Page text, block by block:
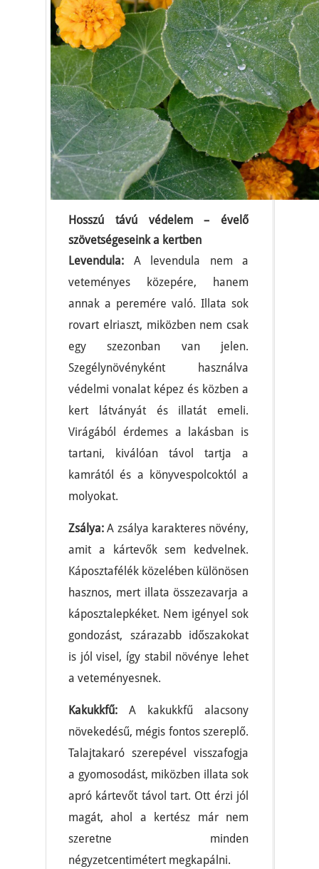
Hosszú távú védelem – évelő
szövetségeseink a kertben
Levendula: A levendula nem a
veteményes közepére, hanem
annak a peremére való. Illata sok
rovart elriaszt, miközben nem csak
egy szezonban van jelen.
Szegélynövényként használva
védelmi vonalat képez és közben a
kert látványát és illatát emeli.
Virágából érdemes a lakásban is
tartani, kiválóan távol tartja a
kamrától és a könyvespolcoktól a
molyokat.
Zsálya: A zsálya karakteres növény,
amit a kártevők sem kedvelnek.
Káposztafélék közelében különösen
hasznos, mert illata összezavarja a
káposztalepkéket. Nem igényel sok
gondozást, szárazabb időszakokat
is jól visel, így stabil növénye lehet
a veteményesnek.
Kakukkfű: A kakukkfű alacsony
növekedésű, mégis fontos szereplő.
Talajtakaró szerepével visszafogja
a gyomosodást, miközben illata sok
apró kártevőt távol tart. Ott érzi jól
magát, ahol a kertész már nem
szeretne minden
négyzetcentimétert megkapálni.